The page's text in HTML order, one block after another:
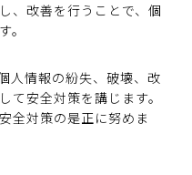
、改善を行うことで、個
。
人情報の紛失、破壊、改
て安全対策を講じます。
全対策の是正に努めま